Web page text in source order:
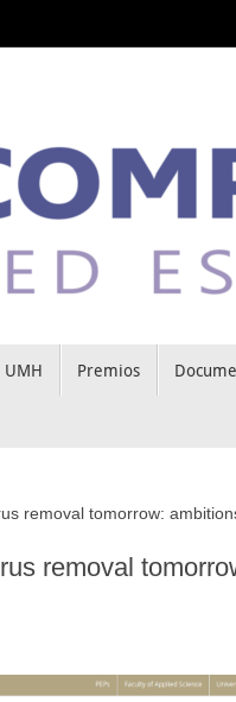
Premios
removal tomorrow:
removal